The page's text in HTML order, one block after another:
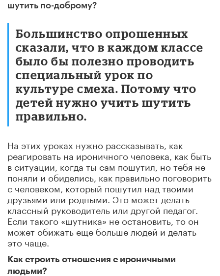
шутить по-доброму?
Большинство опрошенных
сказали, что в каждом классе
было бы полезно проводить
специальный урок по
культуре смеха. Потому что
детей нужно учить шутить
правильно.
На этих уроках нужно рассказывать, как
реагировать на ироничного человека, как быть
в ситуации, когда ты сам пошутил, но тебя не
поняли и обиделись, как правильно поговорить
с человеком, который пошутил над твоими
друзьями или родными. Это может делать
классный руководитель или другой педагог.
Если такого «шутника» не остановить, то он
может обижать еще больше людей и делать
это чаще.
Как строить отношения с ироничными
людьми?